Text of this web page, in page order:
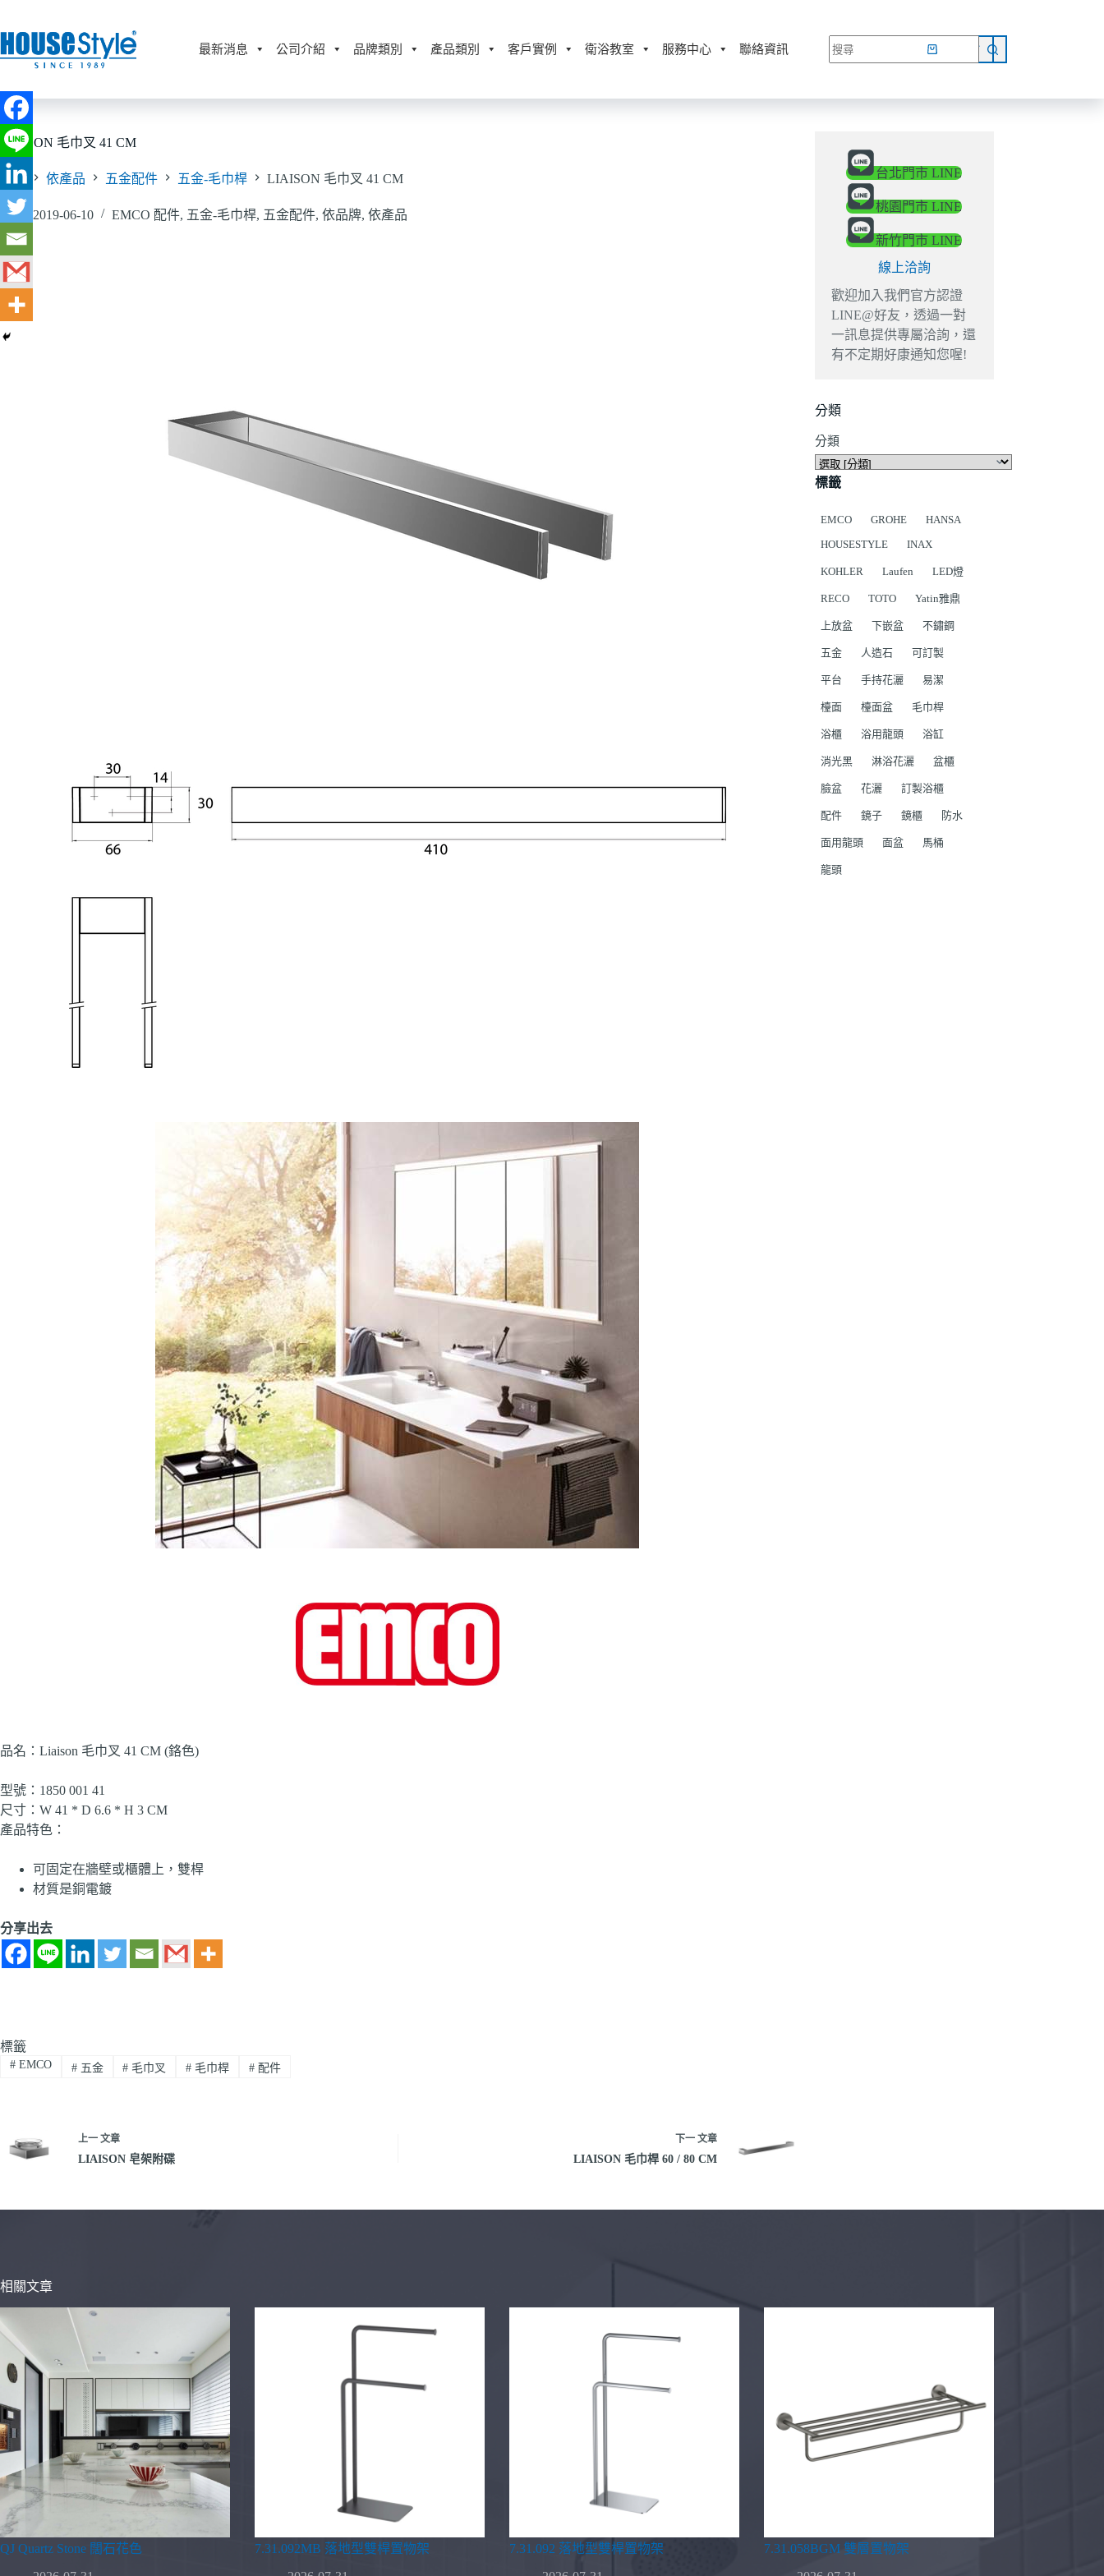
至
主
內
容
最新消息 公司介紹 品牌類別 產品類別 客戶實例 衛浴教室 服務中心 聯絡資訊 網路商店
LIAISON 毛巾叉 41 CM
首頁 依產品 五金配件 五金-毛巾桿 LIAISON 毛巾叉 41 CM
2019-06-10 EMCO 配件, 五金-毛巾桿, 五金配件, 依品牌, 依產品
品名：Liaison 毛巾叉 41 CM (鉻色)
型號：1850 001 41
尺寸：W 41 * D 6.6 * H 3 CM
產品特色：
可固定在牆壁或櫃體上，雙桿
材質是銅電鍍
分享出去
標籤
#EMCO #五金 # 毛巾叉 # 毛巾桿 # 配件
上一 文章
LIAISON 皂架附碟
下一 文章
LIAISON 毛巾桿 60 / 80 CM
台北門市 LINE
桃園門市 LINE
新竹門市 LINE
線上洽詢
歡迎加入我們官方認證
LINE@好友，透過一對
一訊息提供專屬洽詢，還
有不定期好康通知您喔!
分類
分類
標籤
EMCO GROHE
HANSA
HOUSESTYLE
INAX
KOHLER Laufen LED燈
RECO TOTO Yatin雅鼎
上放盆 下嵌盆 不鏽鋼
五金 人造石 可訂製
平台 手持花灑 易潔
檯面 檯面盆 毛巾桿
浴櫃 浴用龍頭 浴缸
消光黑 淋浴花灑 盆櫃
臉盆 花灑 訂製浴櫃
配件 鏡子 鏡櫃 防水
面用龍頭 面盆 馬桶
龍頭
相關文章
QJ Quartz Stone 闊石花色
7.31.092MB 落地型雙桿置物架
7.31.092 落地型雙桿置物架
7.31.058BGM 雙層置物架